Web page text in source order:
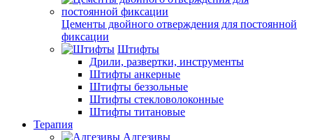
Цементы двойного отверждения для постоянной
фиксации
Штифты
Дрили, развертки, инструменты
Штифты анкерные
Штифты беззольные
Штифты стекловолоконные
Штифты титановые
Терапия
Адгезивы